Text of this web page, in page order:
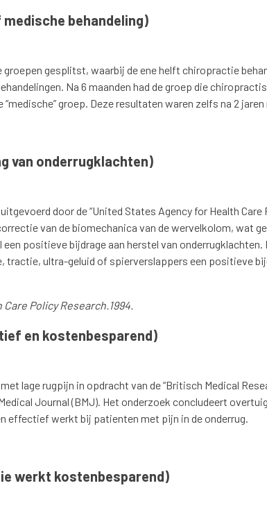
behandeling)
gesplitst, waarbij de ene helft chiropractie
Na 6 maanden had de groep die
groep. Deze resultaten waren zelfs na 2 jaren
van onderrugklachten)
door de “United States Agency for Health Care
van de biomechanica van de wervelkolom, wat
positieve bijdrage aan herstel van onderrugklachten.
tractie, ultra-geluid of spierverslappers een positieve
Policy Research.1994.
en kostenbesparend)
lage rugpijn in opdracht van de “Britisch Medical
Journal (BMJ). Het onderzoek concludeert
effectief werkt bij patienten met pijn in de onderrug.
werkt kostenbesparend)